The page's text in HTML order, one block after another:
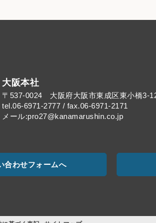
大阪本社
〒537-0024 大阪府大阪市東成区東小橋3-
tel.06-6971-2777 / fax.06-6971-2171
メール:pro27@kanamarushin.co.jp​
合わせフォームへ